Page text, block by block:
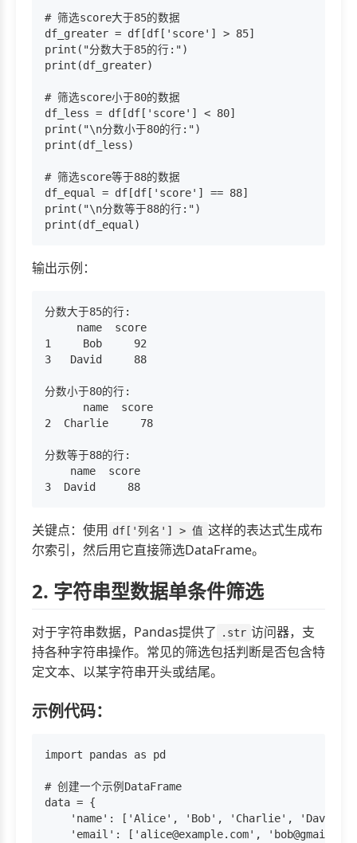
# 筛选score大于85的数据
df_greater = df[df['score'] > 85]
print("分数大于85的行:")
print(df_greater)
# 筛选score小于80的数据
df_less = df[df['score'] < 80]
print("\n分数小于80的行:")
print(df_less)
# 筛选score等于88的数据
df_equal = df[df['score'] == 88]
print("\n分数等于88的行:")
输出示例：
分数大于85的行:
     name  score
1     Bob     92
3   David     88
分数小于80的行:
      name  score
2  Charlie     78
分数等于88的行:
    name  score
关键点：使用 df['列名'] > 值 这样的表达式生成布
尔索引，然后用它直接筛选DataFrame。
2. 字符串型数据单条件筛选
对于字符串数据，Pandas提供了 .str 访问器，支
持各种字符串操作。常见的筛选包括判断是否包含特
定文本、以某字符串开头或结尾。
示例代码：
import pandas as pd
# 创建一个示例DataFrame
data = {
    'name': ['Alice', 'Bob', 'Charlie', 'David'],
'email': ['alice@example.com',